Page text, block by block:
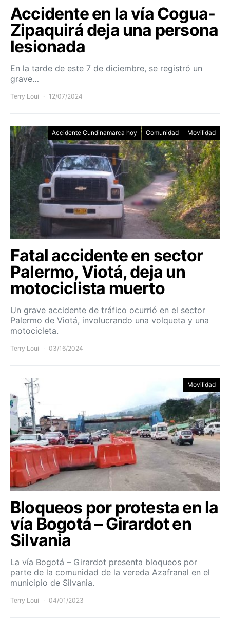
Accidente en la vía Cogua-
Zipaquirá deja una persona
lesionada
En la tarde de este 7 de diciembre, se registró un
grave…
Terry Loui 12/07/2024
Accidente Cundinamarca hoy Comunidad Movilidad
Fatal accidente en sector
Palermo, Viotá, deja un
motociclista muerto
Un grave accidente de tráfico ocurrió en el sector
Palermo de Viotá, involucrando una volqueta y una
motocicleta.
Terry Loui 03/16/2024
Movilidad
Bloqueos por protesta en la
vía Bogotá – Girardot en
Silvania
La vía Bogotá – Girardot presenta bloqueos por
parte de la comunidad de la vereda Azafranal en el
municipio de Silvania.
Terry Loui 04/01/2023